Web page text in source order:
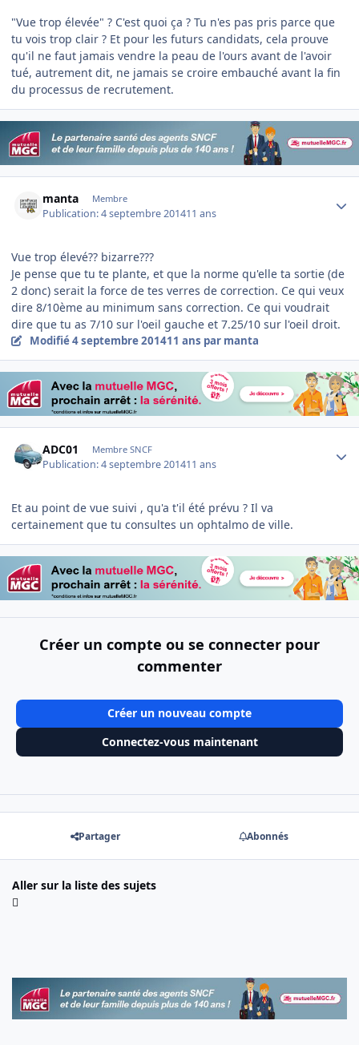
"Vue trop élevée" ? C'est quoi ça ? Tu n'es pas pris parce que
tu vois trop clair ? Et pour les futurs candidats, cela prouve
qu'il ne faut jamais vendre la peau de l'ours avant de l'avoir
tué, autrement dit, ne jamais se croire embauché avant la fin
du processus de recrutement.
manta Membre
Publication:4 septembre 201411 ans
Vue trop élevé?? bizarre???
Je pense que tu te plante, et que la norme qu'elle ta sortie (de
2 donc) serait la force de tes verres de correction. Ce qui veux
dire 8/10ème au minimum sans correction. Ce qui voudrait
dire que tu as 7/10 sur l'oeil gauche et 7.25/10 sur l'oeil droit.
Modifié4 septembre 201411 ans par manta
ADC01 Membre SNCF
Publication:4 septembre 201411 ans
Et au point de vue suivi , qu'a t'il été prévu ? Il va
certainement que tu consultes un ophtalmo de ville.
Créer un compte ou se connecter pour
commenter
Créer un nouveau compte
Connectez-vous maintenant
Partager Abonnés
Aller sur la liste des sujets